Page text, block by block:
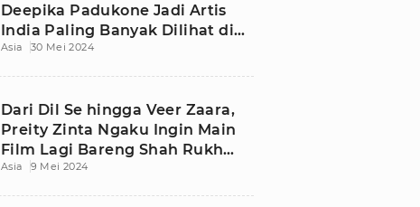
Deepika Padukone Jadi Artis
India Paling Banyak Dilihat di
IMDb
Asia 30 Mei 2024
Dari Dil Se hingga Veer Zaara,
Preity Zinta Ngaku Ingin Main
Film Lagi Bareng Shah Rukh
Khan
Asia 9 Mei 2024